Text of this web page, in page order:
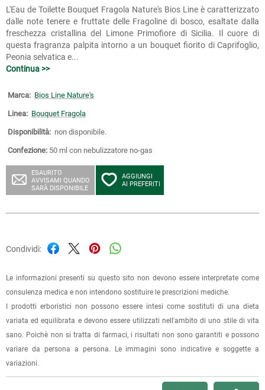
L'Eau de Toilette Bouquet Fragola Nature's Bios Line è caratterizzato
dalle note tenere e fruttate delle Fragoline di bosco, esaltate dalla
freschezza cristallina del Limone Primofiore di Sicilia. Il cuore di
questa fragranza palpita intorno a un bouquet fiorito di Caprifoglio,
Peonia selvatica e...
Continua >>
Marca: Bios Line Nature's
Linea: Bouquet Fragola
Disponibilità: non disponibile.
Confezione: 50 ml con nebulizzatore no-gas
ESAURITO
AVVISAMI QUANDO
SARÀ DISPONIBILE
AGGIUNGI
AI PREFERITI
Condividi:
Le informazioni presenti su questo sito non devono essere interpretate come
consulenza medica e non intendono sostituire le prescrizioni mediche.
I prodotti erboristici non possono essere intesi come sostituti di una dieta
variata ed equilibrata e devono essere utilizzati nell'ambito di uno stile di vita
sano. Poichè non si tratta di farmaci, i risultati non sono garantiti e possono
variare da persona a persona. Le immagini sono indicative e soggette a
variazioni.